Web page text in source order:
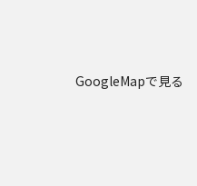
GoogleMapで見る